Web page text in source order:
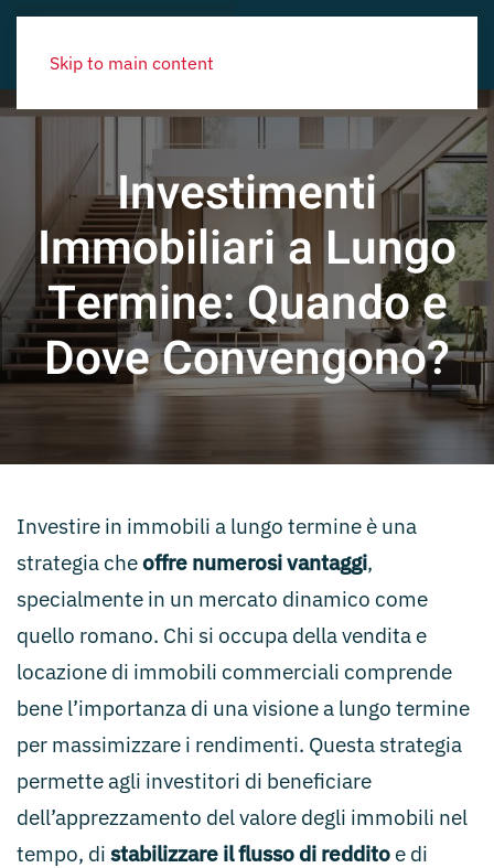
Skip to main content
Investimenti
Immobiliari a Lungo
Termine: Quando e
Dove Convengono?
Investire in immobili a lungo termine è una
strategia cheoffre numerosi vantaggi,
specialmente in un mercato dinamico come
quello romano. Chi si occupa della vendita e
locazione di immobili commerciali comprende
bene l’importanza di una visione a lungo termine
per massimizzare i rendimenti. Questa strategia
permette agli investitori di beneficiare
dell’apprezzamento del valore degli immobili nel
tempo, di stabilizzare il flusso di reddito e di